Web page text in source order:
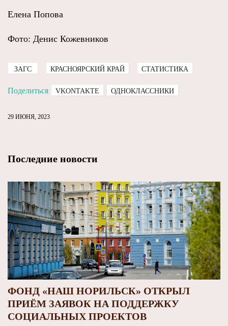
Елена Попова
Фото: Денис Кожевников
ЗАГС КРАСНОЯРСКИЙ КРАЙ СТАТИСТИКА
Поделиться VKONTAKTE ОДНОКЛАССНИКИ
29 ИЮНЯ, 2023
Последние новости
ФОНД «НАШ НОРИЛЬСК» ОТКРЫЛ
ПРИЁМ ЗАЯВОК НА ПОДДЕРЖКУ
СОЦИАЛЬНЫХ ПРОЕКТОВ